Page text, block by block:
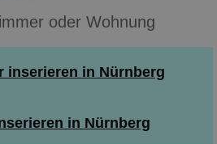
oder Wohnung
inserieren in Nürnberg
in Nürnberg